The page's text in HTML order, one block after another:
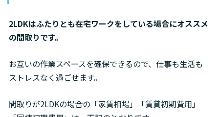
2LDKはふたりとも在宅ワークをしている場合にオススメ
の間取りです。
お互いの作業スペースを確保できるので、仕事も生活も
ストレスなく過ごせます。
間取りが2LDKの場合の「家賃相場」「賃貸初期費用」